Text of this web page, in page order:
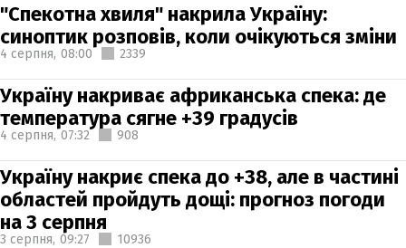
"Спекотна хвиля" накрила Україну:
синоптик розповів, коли очікуються зміни
4 серпня, 08:00 2339
Україну накриває африканська спека: де
температура сягне +39 градусів
4 серпня, 07:32 908
Україну накриє спека до +38, але в частині
областей пройдуть дощі: прогноз погоди
на 3 серпня
3 серпня, 09:27 10936